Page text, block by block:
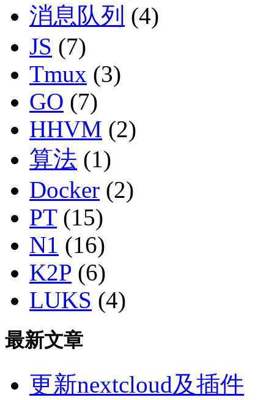
消息队列 (4)
JS (7)
Tmux (3)
GO (7)
HHVM (2)
算法 (1)
Docker (2)
PT(15)
N1 (16)
K2P (6)
LUKS (4)
最新文章
更新nextcloud及插件